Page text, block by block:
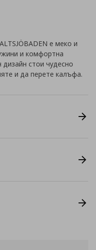
е меко и
и комфортна
стои чудесно
и да перете калъфа.